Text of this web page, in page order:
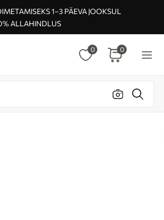
1–3 PÄEVA JOOKSUL
ALLAHINDLUS
0 0